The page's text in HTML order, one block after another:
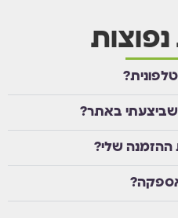
באתר?
שלי?